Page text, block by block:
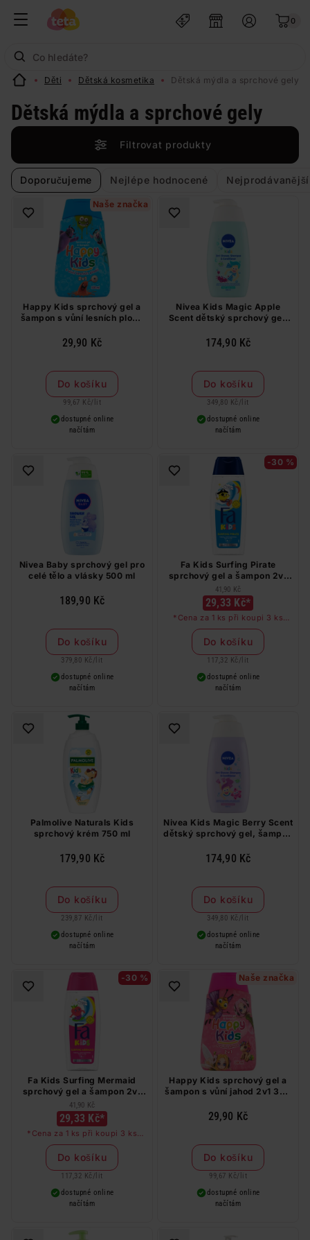
0
Děti Dětská kosmetika Dětská mýdla a sprchové gely
Dětská mýdla a sprchové gely
Filtrovat produkty
Doporučujeme Nejlépe hodnocené Nejprodávanější
Naše značka
Happy Kids sprchový gel a
šampon s vůní lesních plodů
29,90 Kč
Do košíku
99,67 Kč/ lit
dostupné online
načítám
Nivea Kids Magic Apple
Scent dětský sprchový gel,
500 ml
174,90 Kč
Do košíku
349,80 Kč / lit
dostupné online
načítám
Nivea Baby sprchový gel pro
celé tělo a vlásky 500 ml
189,90 Kč
Do košíku
379,80 Kč / lit
dostupné online
načítám
-30 %
Fa Kids Surfing Pirate
sprchový gel a šampon 2v1
250 ml
41,90 Kč
29,33 Kč*
*Cena za 1 ks při koupi 3 ks
produktů značky Fa v libovolné
kombinaci
Do košíku
117,32 Kč / lit
dostupné online
načítám
Palmolive Naturals Kids
sprchový krém 750 ml
179,90 Kč
Do košíku
239,87 Kč / lit
dostupné online
načítám
Nivea Kids Magic Berry Scent
dětský sprchový gel, šampon
174,90 Kč
Do košíku
349,80 Kč / lit
dostupné online
načítám
-30 %
Fa Kids Surfing Mermaid
sprchový gel a šampon 2v1
250 ml
41,90 Kč
29,33 Kč*
*Cena za 1 ks při koupi 3 ks
produktů značky Fa v libovolné
kombinaci
Do košíku
117,32 Kč / lit
dostupné online
načítám
Naše značka
Happy Kids sprchový gel a
šampon s vůní jahod 2v1 300
29,90 Kč
Do košíku
99,67 Kč/ lit
dostupné online
načítám